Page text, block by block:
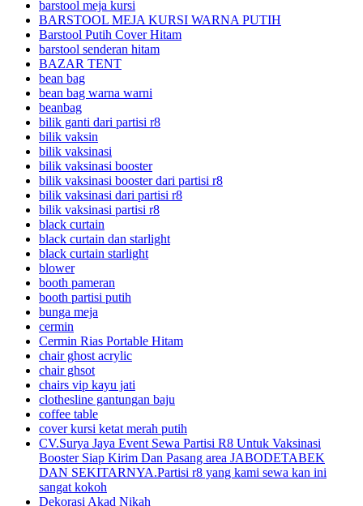
barstool meja kursi
BARSTOOL MEJA KURSI WARNA PUTIH
Barstool Putih Cover Hitam
barstool senderan hitam
BAZAR TENT
bean bag
bean bag warna warni
beanbag
bilik ganti dari partisi r8
bilik vaksin
bilik vaksinasi
bilik vaksinasi booster
bilik vaksinasi booster dari partisi r8
bilik vaksinasi dari partisi r8
bilik vaksinasi partisi r8
black curtain
black curtain dan starlight
black curtain starlight
blower
booth pameran
booth partisi putih
bunga meja
cermin
Cermin Rias Portable Hitam
chair ghost acrylic
chair ghsot
chairs vip kayu jati
clothesline gantungan baju
coffee table
cover kursi ketat merah putih
CV.Surya Jaya Event Sewa Partisi R8 Untuk Vaksinasi
Booster Siap Kirim Dan Pasang area JABODETABEK
DAN SEKITARNYA.Partisi r8 yang kami sewa kan ini
sangat kokoh
Dekorasi Akad Nikah